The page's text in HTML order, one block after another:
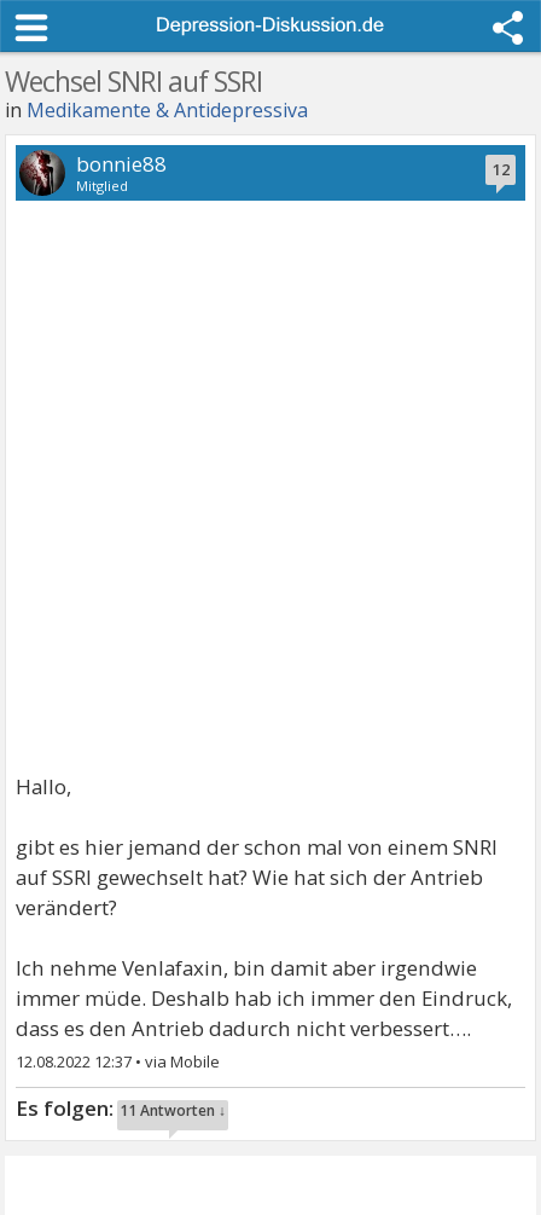
Wechsel SNRI auf SSRI
in Medikamente & Antidepressiva
12
bonnie88
Mitglied
Hallo,
gibt es hier jemand der schon mal von einem SNRI
auf SSRI gewechselt hat? Wie hat sich der Antrieb
verändert?
Ich nehme Venlafaxin, bin damit aber irgendwie
immer müde. Deshalb hab ich immer den Eindruck,
dass es den Antrieb dadurch nicht verbessert….
12.08.2022 12:37 •
11 Antworten ↓